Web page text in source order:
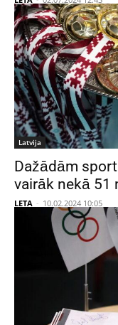
Latvija
Dažādām
vairāk nekā 51
LETA - 10.02.2024 10:05